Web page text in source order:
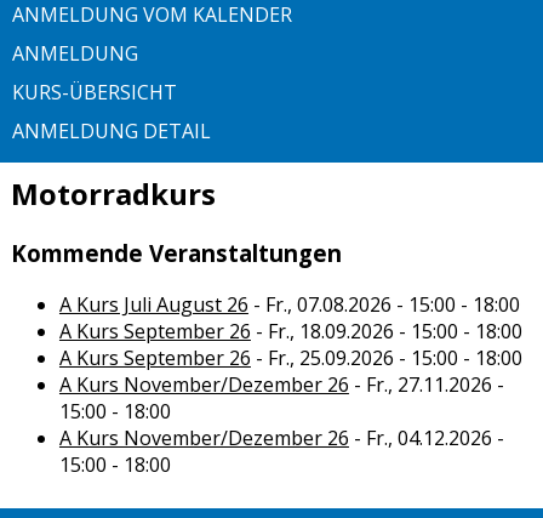
ANMELDUNG VOM KALENDER
ANMELDUNG
KURS-ÜBERSICHT
ANMELDUNG DETAIL
Motorradkurs
Kommende Veranstaltungen
A Kurs Juli August 26 - Fr., 07.08.2026 - 15:00 - 18:00
A Kurs September 26 - Fr., 18.09.2026 - 15:00 - 18:00
A Kurs September 26 - Fr., 25.09.2026 - 15:00 - 18:00
A Kurs November/Dezember 26 - Fr., 27.11.2026 -
15:00 - 18:00
A Kurs November/Dezember 26 - Fr., 04.12.2026 -
15:00 - 18:00